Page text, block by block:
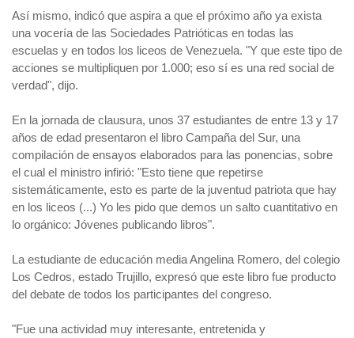
Así mismo, indicó que aspira a que el próximo año ya exista
una vocería de las Sociedades Patrióticas en todas las
escuelas y en todos los liceos de Venezuela. "Y que este tipo de
acciones se multipliquen por 1.000; eso sí es una red social de
verdad", dijo.
En la jornada de clausura, unos 37 estudiantes de entre 13 y 17
años de edad presentaron el libro Campaña del Sur, una
compilación de ensayos elaborados para las ponencias, sobre
el cual el ministro infirió: "Esto tiene que repetirse
sistemáticamente, esto es parte de la juventud patriota que hay
en los liceos (...) Yo les pido que demos un salto cuantitativo en
lo orgánico: Jóvenes publicando libros".
La estudiante de educación media Angelina Romero, del colegio
Los Cedros, estado Trujillo, expresó que este libro fue producto
del debate de todos los participantes del congreso.
"Fue una actividad muy interesante, entretenida y